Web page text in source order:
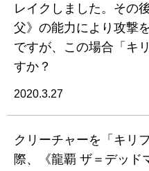
レイクしました。その
父》の能力により攻撃
ですが、この場合「キ
すか？
2020.3.27
クリーチャーを「キリ
際、《龍覇 ザ＝デッド